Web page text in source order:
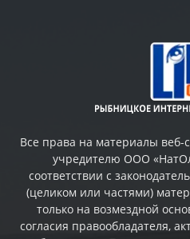
Все права на материалы веб-
учредителю ООО
соответствии с
(целиком или частями)
только на возмездной
согласия правообладателя,